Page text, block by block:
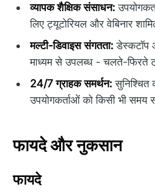
व्यापक शैक्षिक संसाधन:
लिए ट्यूटोरियल और वेबिनार
मल्टी-डिवाइस संगतता:डेस्कटॉप
माध्यम से उपलब्ध - चलते-फिरते
24/7 ग्राहक समर्थन:सुनिश्चित
उपयोगकर्ताओं को किसी भी समय
फायदे और नुकसान
फायदे